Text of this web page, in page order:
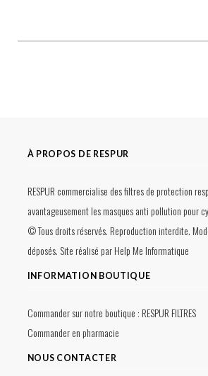
À PROPOS DE RESPUR
RESPUR commercialise des filtres de protection
avantageusement les masques anti pollution pour
© Tous droits réservés. Reproduction interdite.
déposés. Site réalisé parHelp Me Informatique
INFORMATION BOUTIQUE
Commander sur notre boutique : RESPUR FILTRES
Commander en pharmacie
NOUS CONTACTER